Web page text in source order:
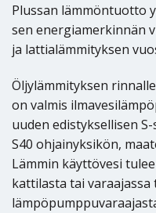
Plussan lämmöntuotto
sen energiamerkinnän
ja lattialämmityksen
Öljylämmityksen
on valmis
uuden edistyksellisen
S40 ohjainyksikön,
Lämmin käyttövesi
kattilasta tai varaajassa